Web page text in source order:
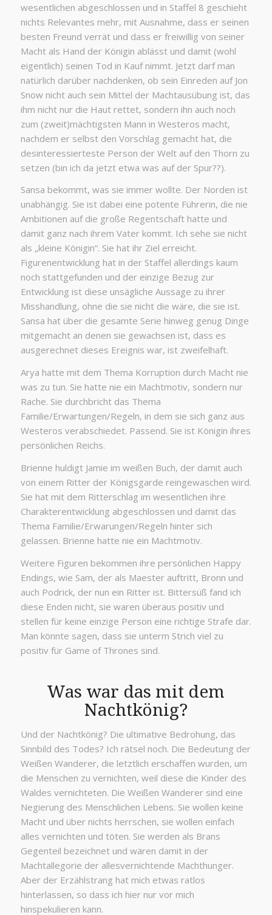
wesentlichen abgeschlossen und in Staffel 8 geschieht
nichts Relevantes mehr, mit Ausnahme, dass er seinen
besten Freund verrät und dass er freiwillig von seiner
Macht als Hand der Königin ablässt und damit (wohl
eigentlich) seinen Tod in Kauf nimmt. Jetzt darf man
natürlich darüber nachdenken, ob sein Einreden auf Jon
Snow nicht auch sein Mittel der Machtausübung ist, das
ihm nicht nur die Haut rettet, sondern ihn auch noch
zum (zweit)mächtigsten Mann in Westeros macht,
nachdem er selbst den Vorschlag gemacht hat, die
desinteressierteste Person der Welt auf den Thorn zu
setzen (bin ich da jetzt etwa was auf der Spur??).
Sansa bekommt, was sie immer wollte. Der Norden ist
unabhängig. Sie ist dabei eine potente Führerin, die nie
Ambitionen auf die große Regentschaft hatte und
damit ganz nach ihrem Vater kommt. Ich sehe sie nicht
als „kleine Königin“. Sie hat ihr Ziel erreicht.
Figurenentwicklung hat in der Staffel allerdings kaum
noch stattgefunden und der einzige Bezug zur
Entwicklung ist diese unsägliche Aussage zu ihrer
Misshandlung, ohne die sie nicht die wäre, die sie ist.
Sansa hat über die gesamte Serie hinweg genug Dinge
mitgemacht an denen sie gewachsen ist, dass es
ausgerechnet dieses Ereignis war, ist zweifelhaft.
Arya hatte mit dem Thema Korruption durch Macht nie
was zu tun. Sie hatte nie ein Machtmotiv, sondern nur
Rache. Sie durchbricht das Thema
Familie/Erwartungen/Regeln, in dem sie sich ganz aus
Westeros verabschiedet. Passend. Sie ist Königin ihres
persönlichen Reichs.
Brienne huldigt Jamie im weißen Buch, der damit auch
von einem Ritter der Königsgarde reingewaschen wird.
Sie hat mit dem Ritterschlag im wesentlichen ihre
Charakterentwicklung abgeschlossen und damit das
Thema Familie/Erwarungen/Regeln hinter sich
gelassen. Brienne hatte nie ein Machtmotiv.
Weitere Figuren bekommen ihre persönlichen Happy
Endings, wie Sam, der als Maester auftritt, Bronn und
auch Podrick, der nun ein Ritter ist. Bittersüß fand ich
diese Enden nicht, sie waren überaus positiv und
stellen für keine einzige Person eine richtige Strafe dar.
Man könnte sagen, dass sie unterm Strich viel zu
positiv für Game of Thrones sind.
Was war das mit dem
Nachtkönig?
Und der Nachtkönig? Die ultimative Bedrohung, das
Sinnbild des Todes? Ich rätsel noch. Die Bedeutung der
Weißen Wanderer, die letztlich erschaffen wurden, um
die Menschen zu vernichten, weil diese die Kinder des
Waldes vernichteten. Die Weißen Wanderer sind eine
Negierung des Menschlichen Lebens. Sie wollen keine
Macht und über nichts herrschen, sie wollen einfach
alles vernichten und töten. Sie werden als Brans
Gegenteil bezeichnet und wären damit in der
Machtallegorie der allesvernichtende Machthunger.
Aber der Erzählstrang hat mich etwas ratlos
hinterlassen, so dass ich hier nur vor mich
hinspekulieren kann.